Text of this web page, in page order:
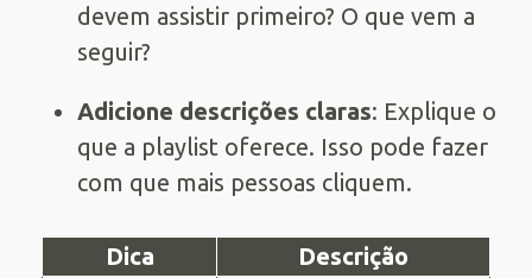
devem assistir primeiro? O que vem a
seguir?
Adicione descrições claras: Explique o
que a playlist oferece. Isso pode fazer
com que mais pessoas cliquem.
Dica Descrição